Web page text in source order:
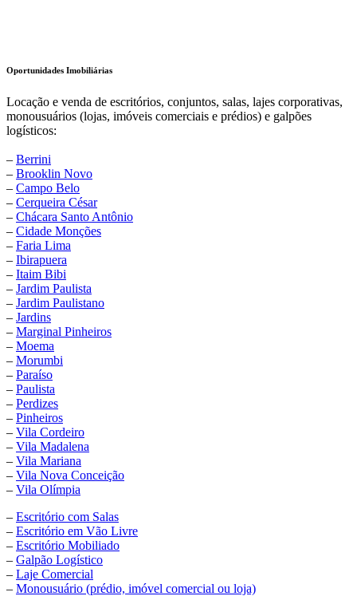
Oportunidades Imobiliárias
Locação e venda de escritórios, conjuntos, salas, lajes corporativas,
monousuários (lojas, imóveis comerciais e prédios) e galpões
logísticos:
– Berrini
– Brooklin Novo
– Campo Belo
– Cerqueira César
– Chácara Santo Antônio
– Cidade Monções
– Faria Lima
– Ibirapuera
– Itaim Bibi
– Jardim Paulista
– Jardim Paulistano
– Jardins
– Marginal Pinheiros
– Moema
– Morumbi
– Paraíso
– Paulista
– Perdizes
– Pinheiros
– Vila Cordeiro
– Vila Madalena
– Vila Mariana
– Vila Nova Conceição
– Vila Olímpia
– Escritório com Salas
– Escritório em Vão Livre
– Escritório Mobiliado
– Galpão Logístico
– Laje Comercial
– Monousuário (prédio, imóvel comercial ou loja)